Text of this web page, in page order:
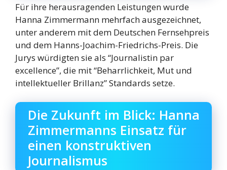
Für ihre herausragenden Leistungen wurde
Hanna Zimmermann mehrfach ausgezeichnet,
unter anderem mit dem Deutschen Fernsehpreis
und dem Hanns-Joachim-Friedrichs-Preis. Die
Jurys würdigten sie als “Journalistin par
excellence”, die mit “Beharrlichkeit, Mut und
intellektueller Brillanz” Standards setze.
Die Zukunft im Blick: Hanna
Zimmermanns Einsatz für
einen konstruktiven
Journalismus